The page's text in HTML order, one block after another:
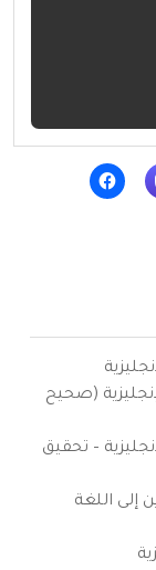
(صحيح
– تحقيق
إلى اللغة